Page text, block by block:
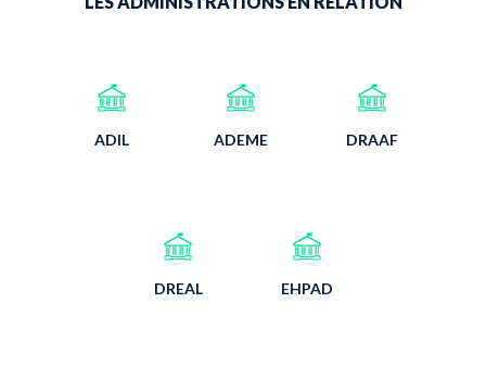
ADIL ADEME DRAAF
DREAL EHPAD